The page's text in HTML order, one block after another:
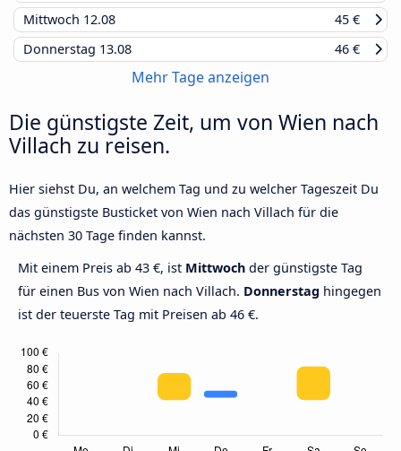
Mittwoch 12.08
45 €
Donnerstag 13.08 46 €
Mehr Tage anzeigen
Die günstigste Zeit, um von Wien nach
Villach zu reisen.
Hier siehst Du, an welchem Tag und zu welcher Tageszeit Du
das günstigste Busticket von Wien nach Villach für die
nächsten 30 Tage finden kannst.
Mit einem Preis ab 43 €, ist Mittwoch der günstigste Tag
für einen Bus von Wien nach Villach. Donnerstag hingegen
ist der teuerste Tag mit Preisen ab 46 €.